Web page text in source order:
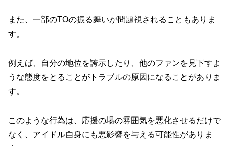
また、一部のTOの振る舞いが問題視されることもありま
す。
例えば、自分の地位を誇示したり、他のファンを見下すよ
うな態度をとることがトラブルの原因になることがありま
す。
このような行為は、応援の場の雰囲気を悪化させるだけで
なく、アイドル自身にも悪影響を与える可能性がありま